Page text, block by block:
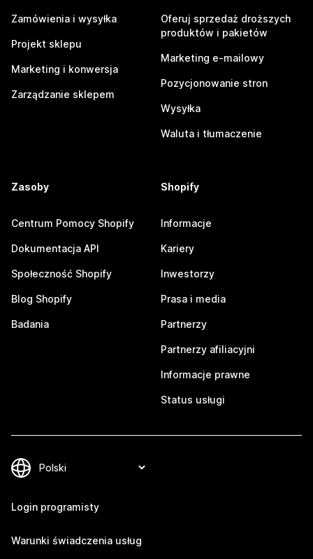
Zamówienia i wysyłka
Projekt sklepu
Marketing i konwersja
Zarządzanie sklepem
Oferuj sprzedaż droższych
produktów i pakietów
Marketing e-mailowy
Pozycjonowanie stron
Wysyłka
Waluta i tłumaczenie
Zasoby
Centrum Pomocy Shopify
Dokumentacja API
Społeczność Shopify
Blog Shopify
Badania
Shopify
Informacje
Kariery
Inwestorzy
Prasa i media
Partnerzy
Partnerzy afiliacyjni
Informacje prawne
Status usługi
Login programisty
Warunki świadczenia usług